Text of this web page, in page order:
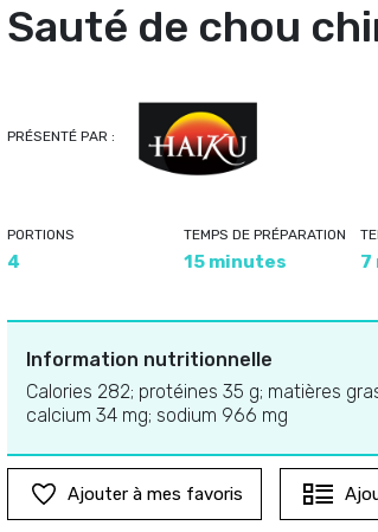
Sauté de chou
PRÉSENTÉ PAR :
PORTIONS
4
TEMPS DE PRÉPARATION
15 minutes 7
Information nutritionnelle
Calories 282; protéines 35 g; matières
calcium 34 mg; sodium 966 mg
Ajouter à mes favoris